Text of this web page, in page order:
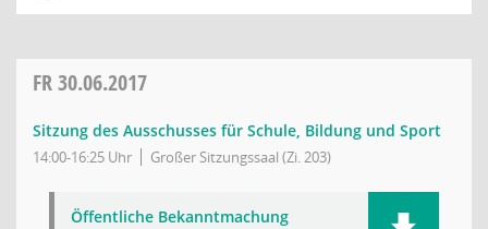
FR30.06.2017
Sitzung des Ausschusses für Schule, Bildung und Sport
14:00-16:25 Uhr Großer Sitzungssaal (Zi. 203)
Öffentliche Bekanntmachung